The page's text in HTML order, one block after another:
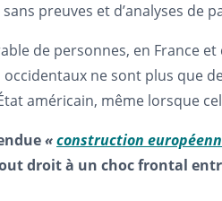
preuves et d’analyses de
de personnes, en France
ne sont plus que
américain, même lorsque
«construction
droit à un choc frontal